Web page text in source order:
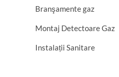
Branşamente gaz
Montaj Detectoare Gaz
Instalații Sanitare